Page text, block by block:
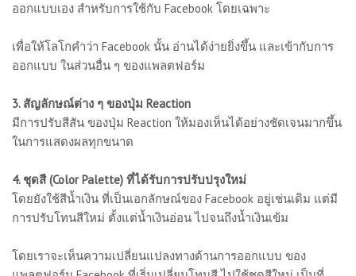
ออกแบบเอง สำหรับการใช้กับ Facebook โดยเฉพาะ
เพื่อให้โลโกคำว่า Facebook นั้น อ่านได้ง่ายยิ่งขึ้น และเข้ากับการ
ออกแบบ ในส่วนอื่น ๆ ของแพลตฟอร์ม
3. สัญลักษณ์ต่าง ๆ ของปุ่ม Reaction
มีการปรับสีสัน ของปุ่ม Reaction ให้มองเห็นได้อย่างชัดเจนมากขึ้น
ในการแสดงผลทุกขนาด
4. ชุดสี (Color Palette) ที่ได้รับการปรับปรุงใหม่
โดยยังใช้สีน้ำเงิน ที่เป็นเอกลักษณ์ของ Facebook อยู่เช่นเดิม แต่มี
การปรับโทนสีใหม่ ตั้งแต่น้ำเงินอ่อน ไปจนถึงน้ำเงินเข้ม
โดยเราจะเห็นความเปลี่ยนแปลงทางด้านการออกแบบ ของ